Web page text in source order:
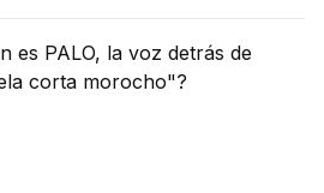
es PALO, la voz detrás de
corta morocho"?